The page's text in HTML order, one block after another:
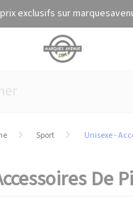
exclusifs sur
Sport Unisexe -
De
cookies